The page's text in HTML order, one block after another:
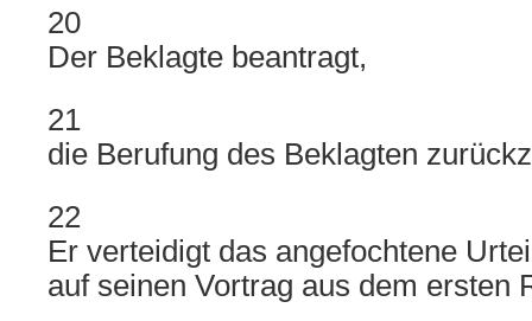
20
Der Beklagte beantragt,
21
die Berufung des Beklagten
22
Er verteidigt das angefochtene
auf seinen Vortrag aus dem ersten